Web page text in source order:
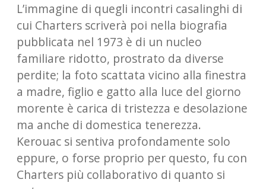
L’immagine di quegli incontri casalinghi di
cui Charters scriverà poi nella biografia
pubblicata nel 1973 è di un nucleo
familiare ridotto, prostrato da diverse
perdite; la foto scattata vicino alla finestra
a madre, figlio e gatto alla luce del giorno
morente è carica di tristezza e desolazione
ma anche di domestica tenerezza.
Kerouac si sentiva profondamente solo
eppure, o forse proprio per questo, fu con
Charters più collaborativo di quanto si